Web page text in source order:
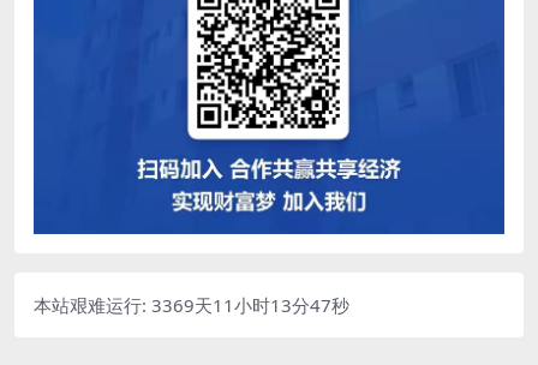
本站艰难运行: 3369天11小时13分48秒